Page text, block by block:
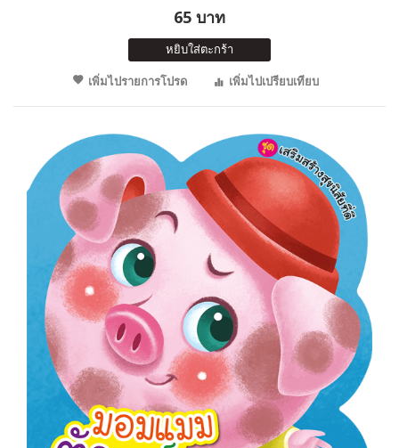
65 บาท
หยิบใส่ตะกร้า
เพิ่มไปรายการโปรด
เพิ่มไปเปรียบเทียบ